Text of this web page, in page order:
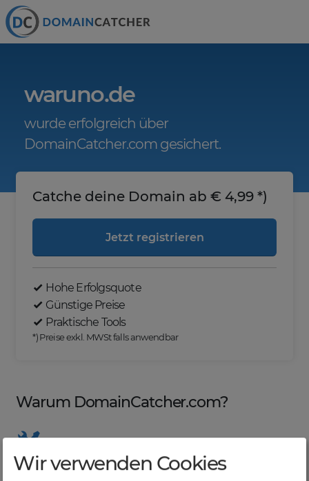
waruno.de
wurde erfolgreich über
DomainCatcher.com gesichert.
Warum DomainCatcher.com?
Nützliche Tools
Catche deine Domain ab € 4,99 *)
Jetzt registrieren
Hohe Erfolgsquote
Günstige Preise
Praktische Tools
*) Preise exkl. MWSt falls anwendbar
Wir verwenden Cookies